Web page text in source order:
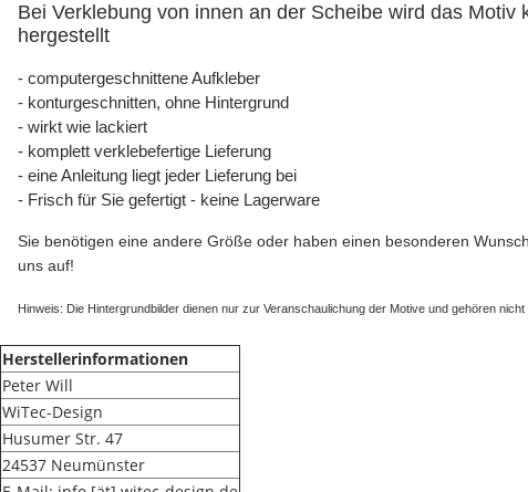
Bei Verklebung von innen an der Scheibe wird das Motiv
hergestellt
- computergeschnittene Aufkleber
- konturgeschnitten, ohne Hintergrund
- wirkt wie lackiert
- komplett verklebefertige Lieferung
- eine Anleitung liegt jeder Lieferung bei
- Frisch für Sie gefertigt - keine Lagerware
Sie benötigen eine andere Größe oder haben einen besonderen
uns auf!
Hinweis: Die Hintergrundbilder dienen nur zur Veranschaulichung der Motive und gehören
Herstellerinformationen
Peter Will
WiTec-Design
Husumer Str. 47
24537 Neumünster